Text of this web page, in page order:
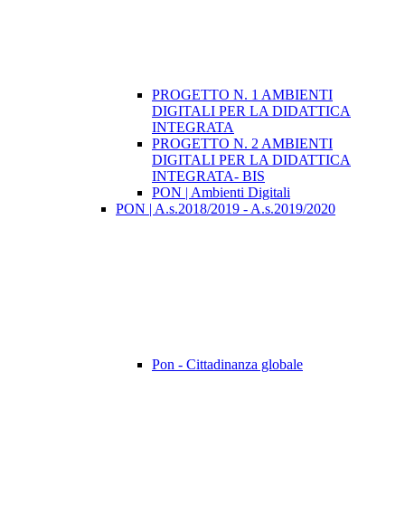
PROGETTO N. 1 AMBIENTI
DIGITALI PER LA DIDATTICA
INTEGRATA
PROGETTO N. 2 AMBIENTI
DIGITALI PER LA DIDATTICA
INTEGRATA- BIS
PON | Ambienti Digitali
PON | A.s.2018/2019 - A.s.2019/2020
Pon - Cittadinanza globale